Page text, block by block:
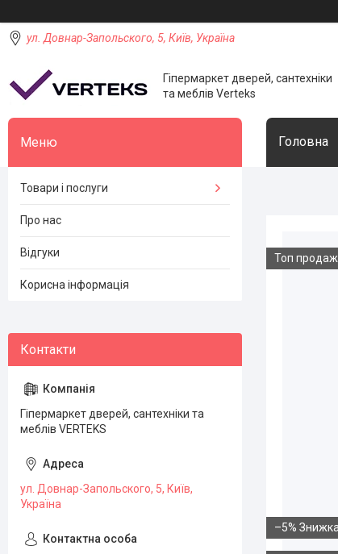
ул. Довнар-Запольского, 5, Київ, Україна
Гіпермаркет дверей, сантехніки
та меблів Verteks
Головна
Топ продаж
–5%
Товари і послуги
Про нас
Відгуки
Корисна інформація
Гіпермаркет дверей, сантехніки та
меблів VERTEKS
ул. Довнар-Запольского, 5, Київ,
Україна